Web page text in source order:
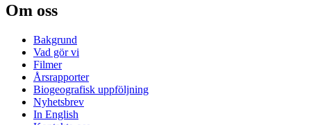
Om oss
Bakgrund
Vad gör vi
Filmer
Årsrapporter
Biogeografisk uppföljning
Nyhetsbrev
In English